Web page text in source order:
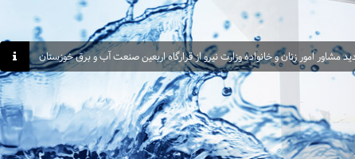
مشاور امور زنان و خانواده وزارت نیرو از قرارگاه اربعین صنعت آب و برق خوزستان